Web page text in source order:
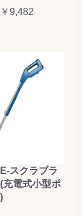
9,482
スクラブラ
電式小型ポ